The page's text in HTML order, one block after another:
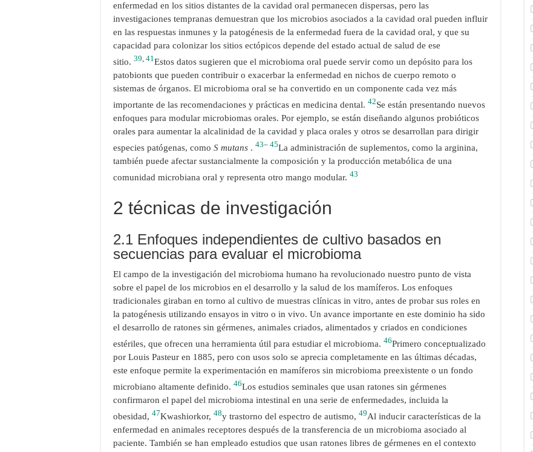
enfermedad en los sitios distantes de la cavidad oral permanecen dispersas, pero las
investigaciones tempranas demuestran que los microbios asociados a la cavidad oral pueden influir
en las respuestas inmunes y la patogénesis de la enfermedad fuera de la cavidad oral, y que su
capacidad para colonizar los sitios ectópicos depende del estado actual de salud de ese
sitio. 39, 41Estos datos sugieren que el microbioma oral puede servir como un depósito para los
patobionts que pueden contribuir o exacerbar la enfermedad en nichos de cuerpo remoto o
sistemas de órganos. El microbioma oral se ha convertido en un componente cada vez más
importante de las recomendaciones y prácticas en medicina dental. 42Se están presentando nuevos
enfoques para modular microbiomas orales. Por ejemplo, se están diseñando algunos probióticos
orales para aumentar la alcalinidad de la cavidad y placa orales y otros se desarrollan para dirigir
especies patógenas, como S mutans . 43– 45La administración de suplementos, como la arginina,
también puede afectar sustancialmente la composición y la producción metabólica de una
comunidad microbiana oral y representa otro mango modular. 43
2 técnicas de investigación
2.1 Enfoques independientes de cultivo basados ​​en
secuencias para evaluar el microbioma
El campo de la investigación del microbioma humano ha revolucionado nuestro punto de vista
sobre el papel de los microbios en el desarrollo y la salud de los mamíferos. Los enfoques
tradicionales giraban en torno al cultivo de muestras clínicas in vitro, antes de probar sus roles en
la patogénesis utilizando ensayos in vitro o in vivo. Un avance importante en este dominio ha sido
el desarrollo de ratones sin gérmenes, animales criados, alimentados y criados en condiciones
estériles, que ofrecen una herramienta útil para estudiar el microbioma. 46Primero conceptualizado
por Louis Pasteur en 1885, pero con usos solo se aprecia completamente en las últimas décadas,
este enfoque permite la experimentación en mamíferos sin microbioma preexistente o un fondo
microbiano altamente definido. 46Los estudios seminales que usan ratones sin gérmenes
confirmaron el papel del microbioma intestinal en una serie de enfermedades, incluida la
obesidad, 47Kwashiorkor, 48y trastorno del espectro de autismo, 49Al inducir características de la
enfermedad en animales receptores después de la transferencia de un microbioma asociado al
paciente. También se han empleado estudios que usan ratones libres de gérmenes en el contexto